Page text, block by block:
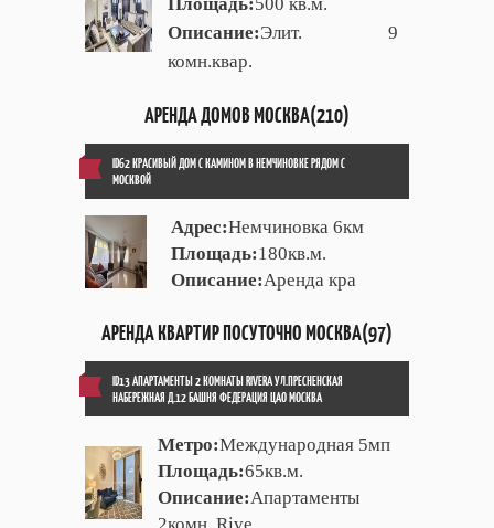
Описание:Элит. 9
комн.квар.
АРЕНДА ДОМОВ МОСКВА(210)
ID62 КРАСИВЫЙ ДОМ С КАМИНОМ В НЕМЧИНОВКЕ РЯДОМ С
МОСКВОЙ
Адрес:Немчиновка 6км
Площадь:180кв.м.
Описание:Аренда кра
АРЕНДА КВАРТИР ПОСУТОЧНО МОСКВА(97)
ID13 АПАРТАМЕНТЫ 2 КОМНАТЫ RIVERA УЛ.ПРЕСНЕНСКАЯ
НАБЕРЕЖНАЯ Д.12 БАШНЯ ФЕДЕРАЦИЯ ЦАО МОСКВА
Метро:Международная 5мп
Площадь:65кв.м.
Описание:Апартаменты